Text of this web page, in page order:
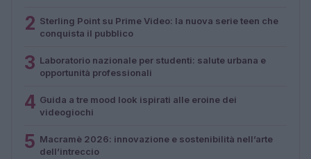
2 Sterling Point su Prime Video: la nuova serie teen che
conquista il pubblico
3 Laboratorio nazionale per studenti: salute urbana e
opportunità professionali
4 Guida a tre mood look ispirati alle eroine dei
videogiochi
5 Macramè 2026: innovazione e sostenibilità nell’arte
dell’intreccio